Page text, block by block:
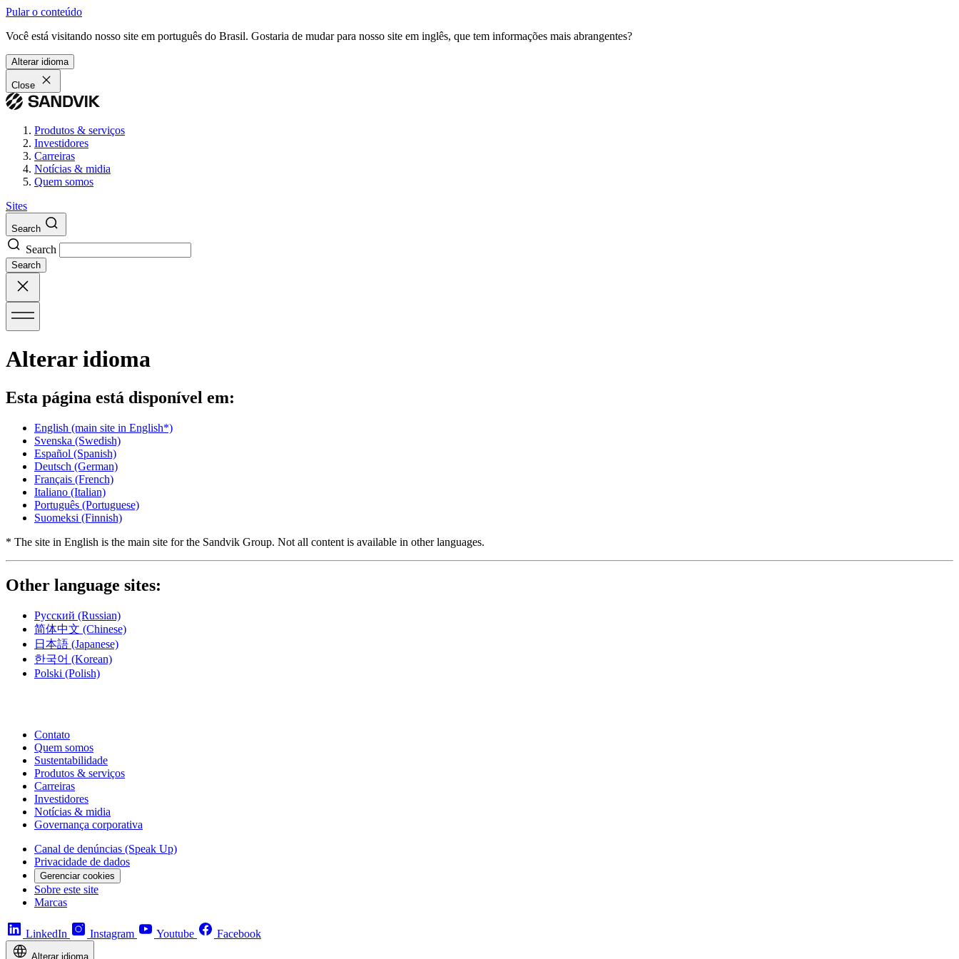
Pular o conteúdo
Você está visitando nosso site em português do Brasil. Gostaria de mudar para nosso site em inglês, que tem informações mais abrangentes?
Alterar idioma
Close
Produtos & serviços
Investidores
Carreiras
Notícias & midia
Quem somos
Sites
Search
Search
Search
Alterar idioma
Esta página está disponível em:
English (main site in English*)
Svenska (Swedish)
Español (Spanish)
Deutsch (German)
Français (French)
Italiano (Italian)
Português (Portuguese)
Suomeksi (Finnish)
* The site in English is the main site for the Sandvik Group. Not all content is available in other languages.
Other language sites:
Русский (Russian)
简体中文 (Chinese)
日本語 (Japanese)
한국어 (Korean)
Polski (Polish)
Contato
Quem somos
Sustentabilidade
Produtos & serviços
Carreiras
Investidores
Notícias & midia
Governança corporativa
Canal de denúncias (Speak Up)
Privacidade de dados
Gerenciar cookies
Sobre este site
Marcas
LinkedIn Instagram Youtube Facebook
Alterar idioma